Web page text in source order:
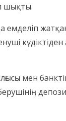
шықты.
емделіп
мен